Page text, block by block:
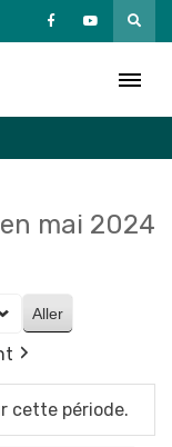
mai 2024
cette période.